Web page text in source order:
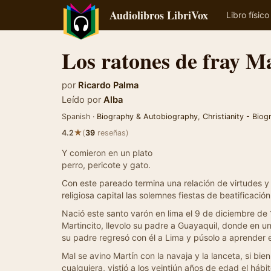
Audiolibros LibriVox Libro físico
Los ratones de fray
por Ricardo Palma
Leído por Alba
Spanish · Biography & Autobiography, Christianity -
4.2★(39 reseñas)
Y comieron en un plato
perro, pericote y gato.
Con este pareado termina una relación de virtudes
religiosa capital las solemnes fiestas de
Nació este santo varón en lima el 9 de diciembre
Martincito, llevolo su padre a Guayaquil, donde en
su padre regresó con él a Lima y púsolo a
Mal se avino Martín con la navaja y la lanceta, si
cualquiera, vistió a los veintiún años de edad el